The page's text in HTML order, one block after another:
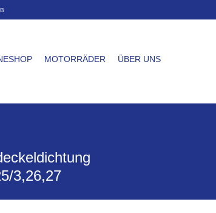
MOTORRÄDER ÜBER UNS
3,26,27